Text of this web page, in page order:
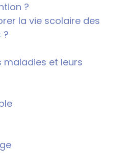
?
la vie scolaire des
?
maladies et leurs